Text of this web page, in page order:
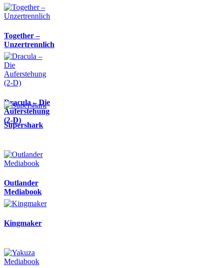
Together –
Unzertrennlich
Dracula – Die
Auferstehung
(2-D)
Supershark
Outlander
Mediabook
Kingmaker